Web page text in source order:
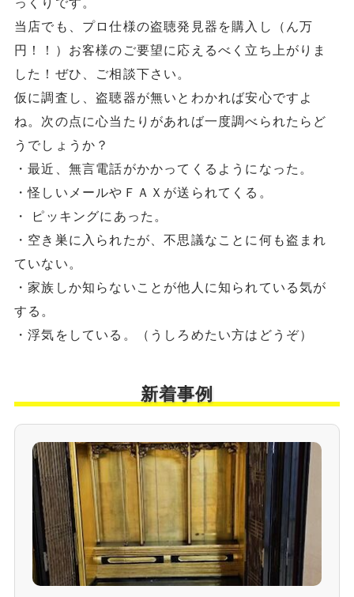
っくりです。
当店でも、プロ仕様の盗聴発見器を購入し（ん万
円！！）お客様のご要望に応えるべく立ち上がりま
した！ぜひ、ご相談下さい。
仮に調査し、盗聴器が無いとわかれば安心ですよ
ね。次の点に心当たりがあれば一度調べられたらど
うでしょうか？
・最近、無言電話がかかってくるようになった。
・怪しいメールやＦＡＸが送られてくる。
・ ピッキングにあった。
・空き巣に入られたが、不思議なことに何も盗まれ
ていない。
・家族しか知らないことが他人に知られている気が
する。
・浮気をしている。（うしろめたい方はどうぞ）
新着事例